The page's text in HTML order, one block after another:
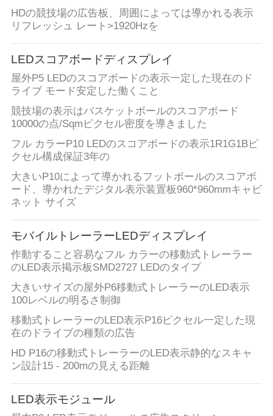
HDの競技場の広告板、周囲によっては導かれる表示
リフレッシュ レート>1920Hzを
LEDスコアボードディスプレイ
屋外P5 LEDのスコアボードの表示一定した現在のド
ライブ モード安定した働くこと
競技場の表示はバスケットボールのスコアボード
10000の点/Sqmピクセル密度を導きました
フル カラーP10 LEDのスコアボードの表示1R1G1Bピ
クセル構成保証3年の
大きいP10によって導かれるフットボールのスコアボ
ード、導かれたデジタル表示装置板960*960mmキャビ
ネット サイズ
モバイルトレーラーLEDディスプレイ
作動すること容易なフル カラーの移動式トレーラー
のLED表示掲示板SMD2727 LEDのタイプ
大きいサイズの屋外P6移動式トレーラーのLED表示
100レベルの明るさ制御
移動式トレーラーのLED表示P16ピクセル一定した現
在のドライブの種類の広告
HD P16の移動式トレーラーのLED表示静的なスキャ
ン設計15 - 200mの見える距離
LED表示モジュール